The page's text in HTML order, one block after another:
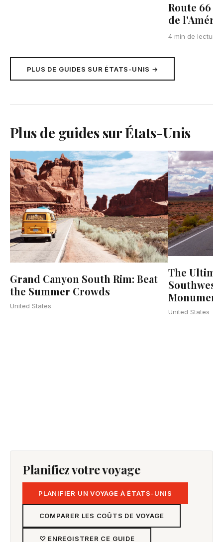
Route 66 :
de
4 min de lecture
PLUS DE GUIDES SUR ÉTATS-UNIS →
Plus de guides sur États-Unis
Grand Canyon South Rim: Beat
the Summer Crowds
United States
The
Southwest
United States
Planifiez votre voyage
PLANIFIER UN VOYAGE À ÉTATS-UNIS
COMPARER LES COÛTS DE VOYAGE
♡ ENREGISTRER CE GUIDE